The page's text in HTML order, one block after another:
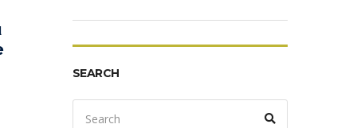
SEARCH
Search
for: